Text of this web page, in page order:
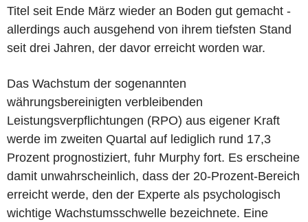
Titel seit Ende März wieder an Boden gut gemacht -
allerdings auch ausgehend von ihrem tiefsten Stand
seit drei Jahren, der davor erreicht worden war.
Das Wachstum der sogenannten
währungsbereinigten verbleibenden
Leistungsverpflichtungen (RPO) aus eigener Kraft
werde im zweiten Quartal auf lediglich rund 17,3
Prozent prognostiziert, fuhr Murphy fort. Es erscheine
damit unwahrscheinlich, dass der 20-Prozent-Bereich
erreicht werde, den der Experte als psychologisch
wichtige Wachstumsschwelle bezeichnete. Eine